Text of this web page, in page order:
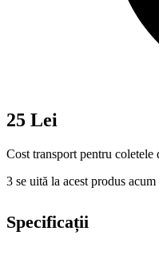
25 Lei
Cost transport pentru coletele
3 se uită la acest produs acum
Specificații